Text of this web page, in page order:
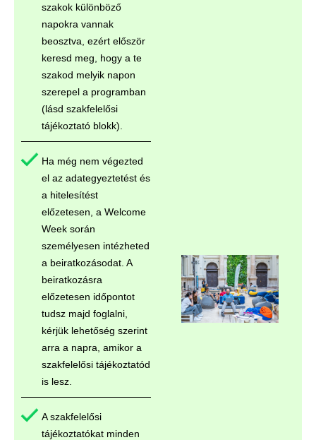
szakok különböző
napokra vannak
beosztva, ezért először
keresd meg, hogy a te
szakod melyik napon
szerepel a programban
(lásd szakfelelősi
tájékoztató blokk).
Ha még nem végezted
el az adategyeztetést és
a hitelesítést
előzetesen, a Welcome
Week során
személyesen intézheted
a beiratkozásodat. A
beiratkozásra
előzetesen időpontot
tudsz majd foglalni,
kérjük lehetőség szerint
arra a napra, amikor a
szakfelelősi tájékoztatód
is lesz.
A szakfelelősi
tájékoztatókat minden